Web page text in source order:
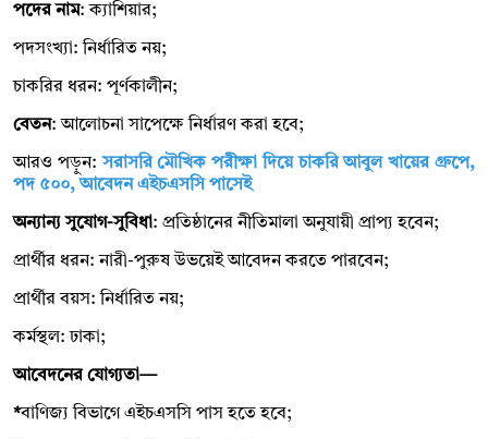
পদের নাম: ক্যাশিয়ার;
পদসংখ্যা: নির্ধারিত নয়;
চাকরির ধরন: পূর্ণকালীন;
বেতন: আলোচনা সাপেক্ষে নির্ধারণ করা হবে;
আরও পড়ুন:সরাসরি মৌখিক পরীক্ষা দিয়ে চাকরি আবুল খায়ের গ্রুপে,
পদ ৫০০, আবেদন এইচএসসি পাসেই
অন্যান্য সুযোগ-সুবিধা: প্রতিষ্ঠানের নীতিমালা অনুযায়ী প্রাপ্য হবেন;
প্রার্থীর ধরন: নারী-পুরুষ উভয়েই আবেদন করতে পারবেন;
প্রার্থীর বয়স: নির্ধারিত নয়;
কর্মস্থল: ঢাকা;
আবেদনের যোগ্যতা—
*বাণিজ্য বিভাগে এইচএসসি পাস হতে হবে;